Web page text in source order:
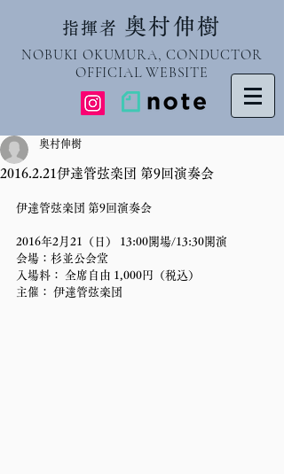
指揮者 奥村伸樹
NOBUKI OKUMURA, CONDUCTOR
OFFICIAL WEBSITE
2016.2.21伊達管弦楽団 第9回演奏会
奥村伸樹
伊達管弦楽団 第9回演奏会
2016年2月21（日） 13:00開場/13:30開演
会場：杉並公会堂
入場料： 全席自由 1,000円（税込）
主催： 伊達管弦楽団